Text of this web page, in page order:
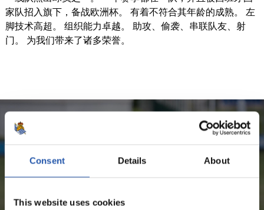
Consent Details About
This website uses cookies
家队招入旗下，备战欧洲杯。 有着不符合其年龄的成熟。 左
脚技术高超。 组织能力卓越。 助攻、偷袭、串联队友、射
门。 为我们带来了诸多荣誉。
MIKEL OYARZABAL UGARTE